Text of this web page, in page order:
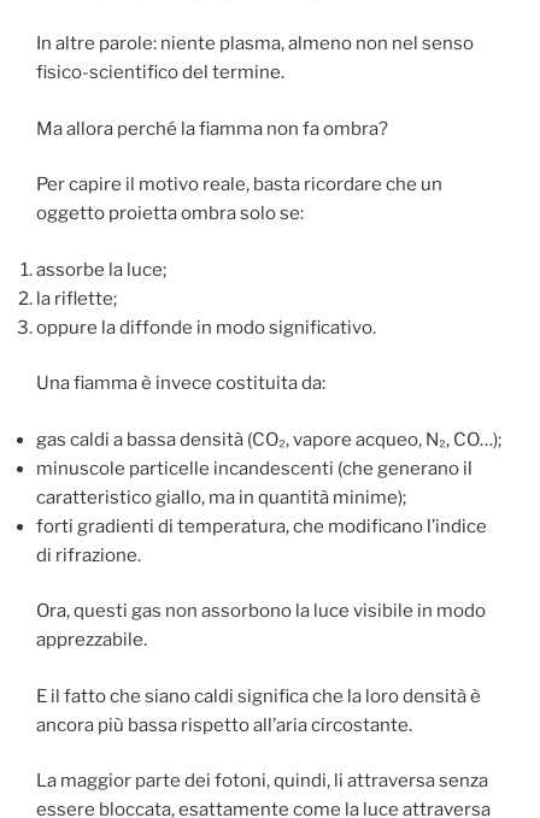
In altre parole: niente plasma, almeno non nel senso
fisico-scientifico del termine.
Ma allora perché la fiamma non fa ombra?
Per capire il motivo reale, basta ricordare che un
oggetto proietta ombra solo se:
assorbe la luce;
la riflette;
oppure la diffonde in modo significativo.
Una fiamma è invece costituita da:
gas caldi a bassa densità (CO₂, vapore acqueo, N₂, CO…);
minuscole particelle incandescenti (che generano il
caratteristico giallo, ma in quantità minime);
forti gradienti di temperatura, che modificano l’indice
di rifrazione.
Ora, questi gas non assorbono la luce visibile in modo
apprezzabile.
E il fatto che siano caldi significa che la loro densità è
ancora più bassa rispetto all’aria circostante.
La maggior parte dei fotoni, quindi, li attraversa senza
essere bloccata, esattamente come la luce attraversa